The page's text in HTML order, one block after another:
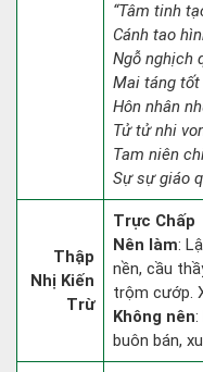
“Tâm tinh
Cánh tao
Ngỗ nghịch
Mai táng
Hôn nhân
Tử tử nhi
Tam niên
Sự sự giáo
Thập
Nhị Kiến
Trừ
Trực Chấp
Nên làm:
nền, cầu
trộm cướp.
Không nên:
buôn bán,